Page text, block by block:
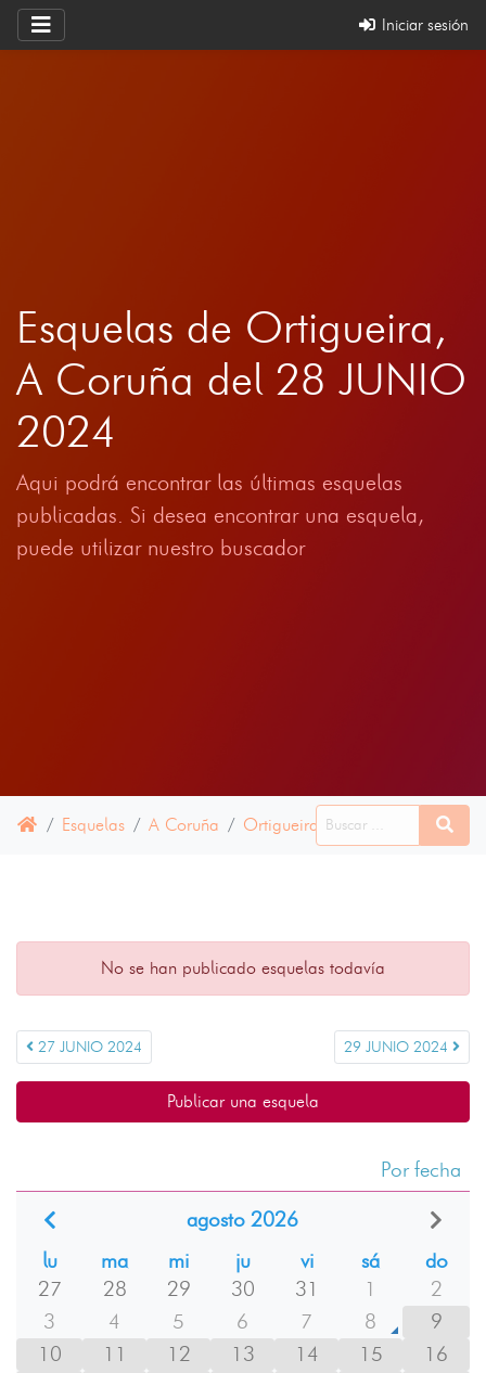
Iniciar sesión
Esquelas de Ortigueira,
A Coruña del 28 JUNIO
2024
Aqui podrá encontrar las últimas esquelas
publicadas. Si desea encontrar una esquela,
puede utilizar nuestro buscador
Esquelas A Coruña Ortigueira 28 JUNIO 2024
No se han publicado esquelas todavía
27 JUNIO 2024 29 JUNIO 2024
Publicar una esquela
Por fecha
agosto 2026
lu
ma mi ju vi sá
do
27
28 29 30 31 1
2
3
4 5 6 7 8
9
10
11 12 13 14 15
16